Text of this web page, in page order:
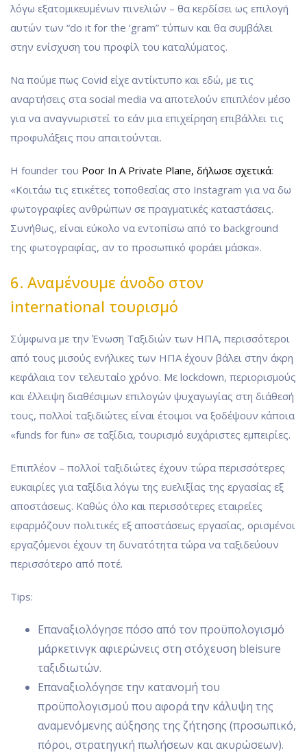
λόγω εξατομικευμένων πινελιών – θα κερδίσει ως επιλογή
αυτών των “do it for the ‘gram” τύπων και θα συμβάλει
στην ενίσχυση του προφίλ του καταλύματος.
Να πούμε πως Covid είχε αντίκτυπο και εδώ, με τις
αναρτήσεις στα social media να αποτελούν επιπλέον μέσο
για να αναγνωριστεί το εάν μια επιχείρηση επιβάλλει τις
προφυλάξεις που απαιτούνται.
Η founder του Poor In A Private Plane, δήλωσε σχετικά:
«Κοιτάω τις ετικέτες τοποθεσίας στο Instagram για να δω
φωτογραφίες ανθρώπων σε πραγματικές καταστάσεις.
Συνήθως, είναι εύκολο να εντοπίσω από το background
της φωτογραφίας, αν το προσωπικό φοράει μάσκα».
6. Αναμένουμε άνοδο στον
international τουρισμό
Σύμφωνα με την Ένωση Ταξιδιών των ΗΠΑ, περισσότεροι
από τους μισούς ενήλικες των ΗΠΑ έχουν βάλει στην άκρη
κεφάλαια τον τελευταίο χρόνο. Με lockdown, περιορισμούς
και έλλειψη διαθέσιμων επιλογών ψυχαγωγίας στη διάθεσή
τους, πολλοί ταξιδιώτες είναι έτοιμοι να ξοδέψουν κάποια
«funds for fun» σε ταξίδια, τουρισμό ευχάριστες εμπειρίες.
Επιπλέον – πολλοί ταξιδιώτες έχουν τώρα περισσότερες
ευκαιρίες για ταξίδια λόγω της ευελιξίας της εργασίας εξ
αποστάσεως. Καθώς όλο και περισσότερες εταιρείες
εφαρμόζουν πολιτικές εξ αποστάσεως εργασίας, ορισμένοι
εργαζόμενοι έχουν τη δυνατότητα τώρα να ταξιδεύουν
περισσότερο από ποτέ.
Tips:
Επαναξιολόγησε πόσο από τον προϋπολογισμό
μάρκετινγκ αφιερώνεις στη στόχευση bleisure
ταξιδιωτών.
Επαναξιολόγησε την κατανομή του
προϋπολογισμού που αφορά την κάλυψη της
αναμενόμενης αύξησης της ζήτησης (προσωπικό,
πόροι, στρατηγική πωλήσεων και ακυρώσεων).